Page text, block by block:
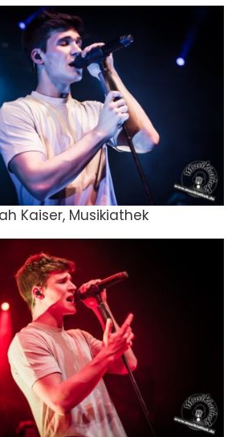
Kaiser, Musikiathek